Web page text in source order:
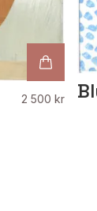
2 500 kr